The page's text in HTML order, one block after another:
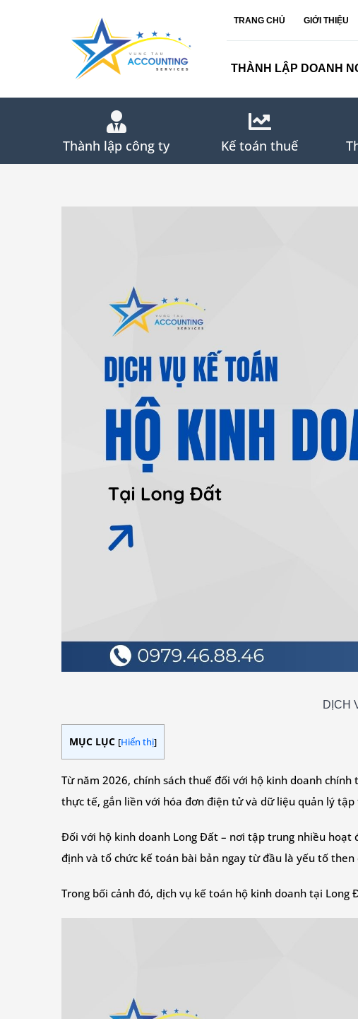
TRANG CHỦ GIỚI THIỆU
THÀNH LẬP DOANH
Thành lập công ty Kế toán thuế
DỊCH
MỤC LỤC [Hiển thị]
Từ năm 2026, chính sách thuế đối với hộ kinh doanh
thực tế, gắn liền với hóa đơn điện tử và dữ liệu quản lý tập
Đối với hộ kinh doanh Long Đất – nơi tập trung nhiều hoạt
định và tổ chức kế toán bài bản ngay từ đầu là yếu tố
Trong bối cảnh đó, dịch vụ kế toán hộ kinh doanh tại